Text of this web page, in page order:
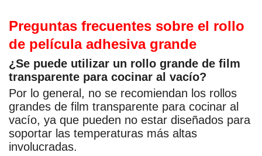
Preguntas frecuentes sobre el rollo
de película adhesiva grande
¿Se puede utilizar un rollo grande de film
transparente para cocinar al vacío?
Por lo general, no se recomiendan los rollos
grandes de film transparente para cocinar al
vacío, ya que pueden no estar diseñados para
soportar las temperaturas más altas
involucradas.